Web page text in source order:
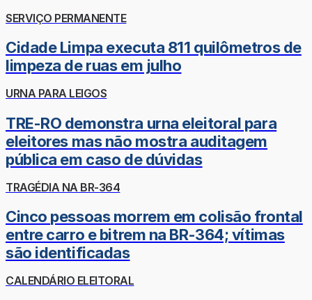
SERVIÇO PERMANENTE
Cidade Limpa executa 811 quilômetros de
limpeza de ruas em julho
URNA PARA LEIGOS
TRE-RO demonstra urna eleitoral para
eleitores mas não mostra auditagem
pública em caso de dúvidas
TRAGÉDIA NA BR-364
Cinco pessoas morrem em colisão frontal
entre carro e bitrem na BR-364; vítimas
são identificadas
CALENDÁRIO ELEITORAL